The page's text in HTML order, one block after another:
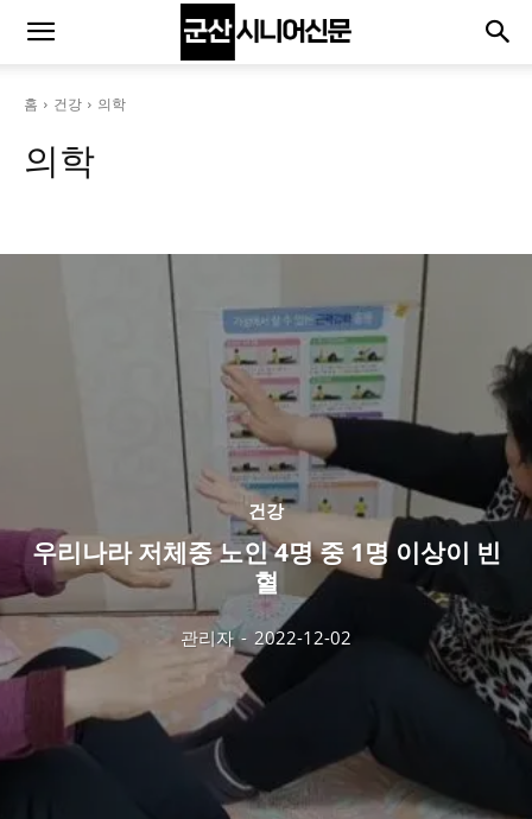
홈 건강 의학
의학
건강
우리나라 저체중 노인 4명 중 1명 이상이 빈
혈
관리자 - 2022-12-02